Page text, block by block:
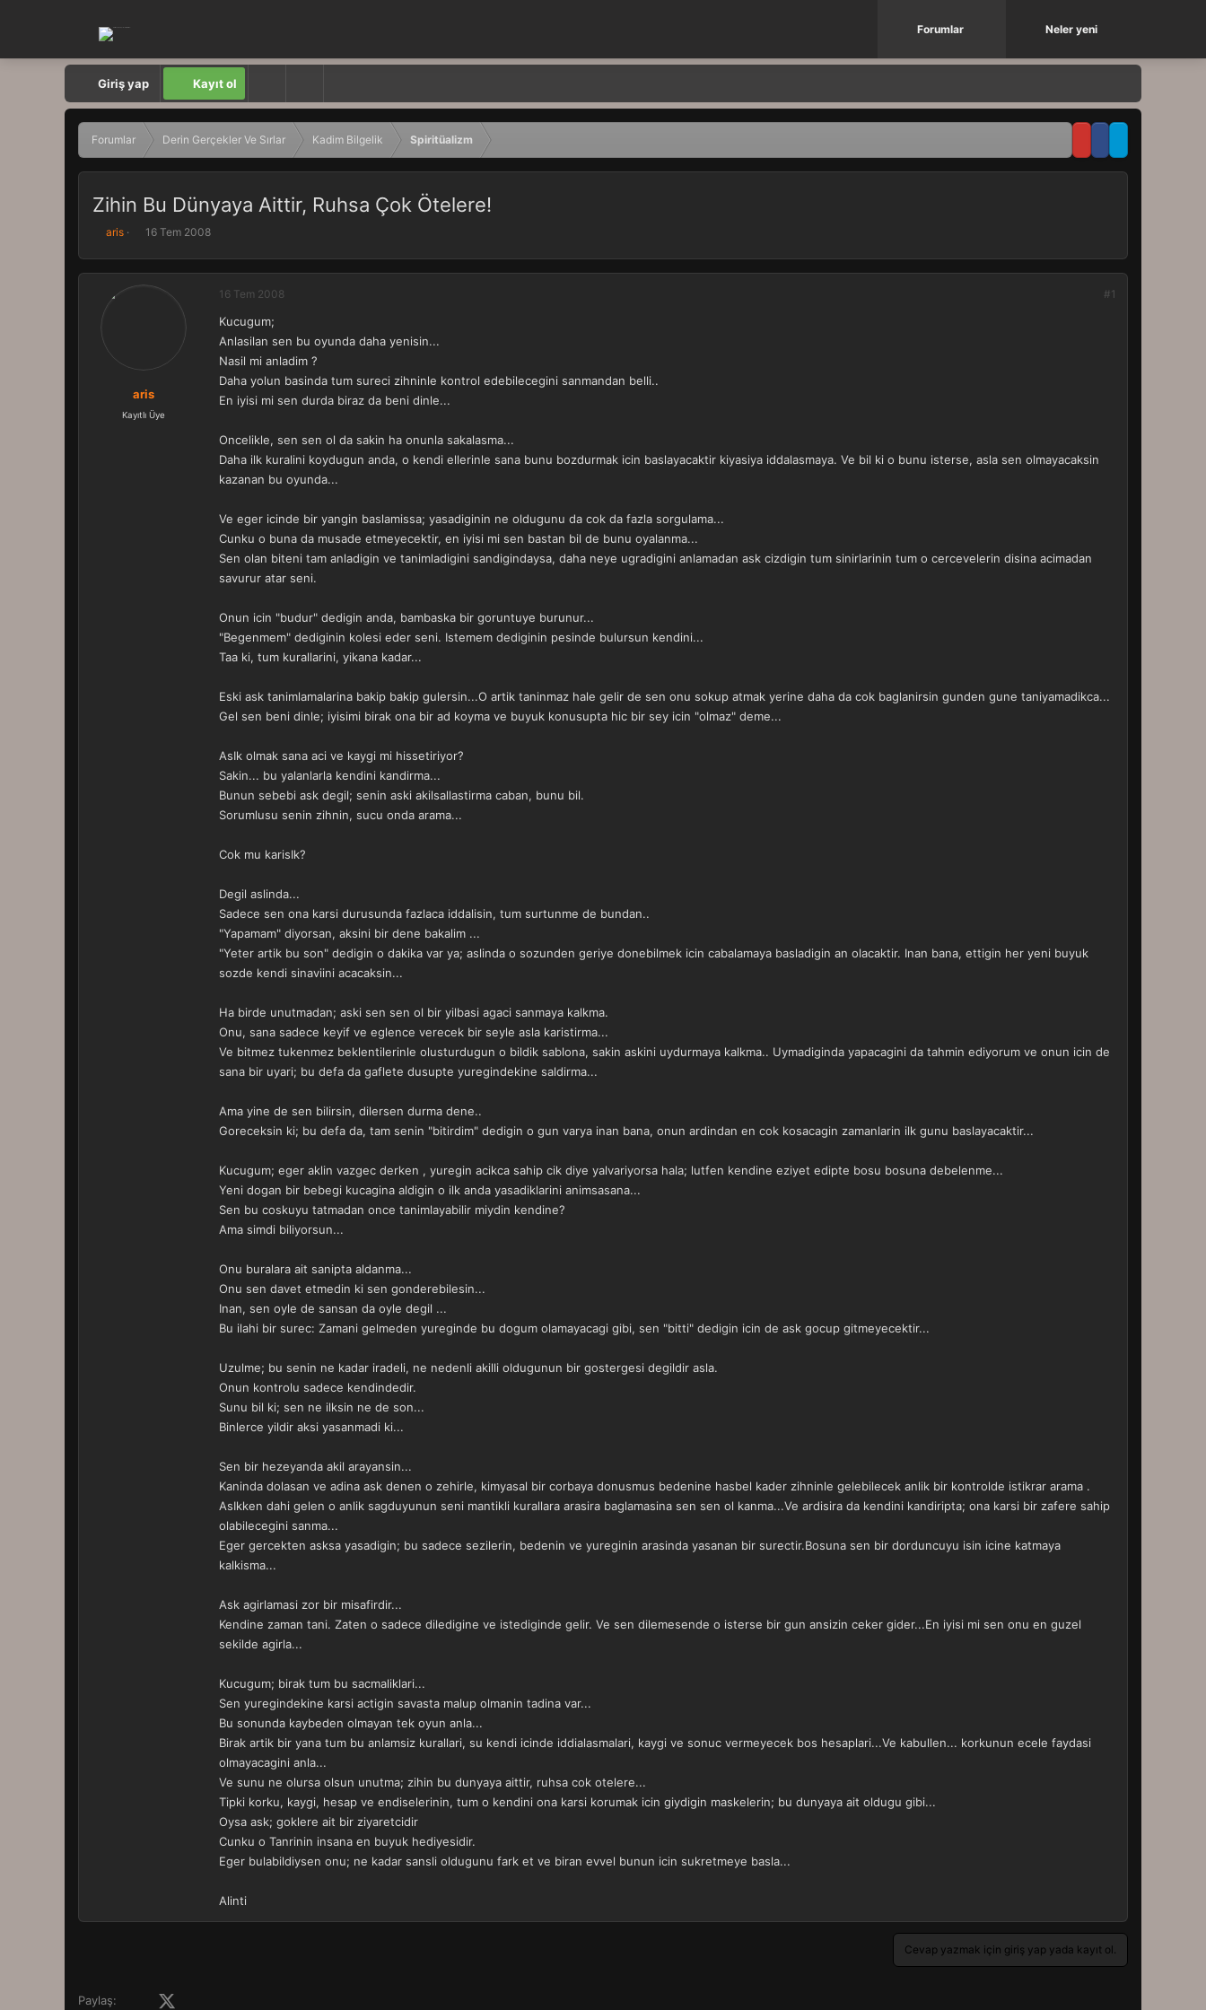
Forumlar Neler yeni
Giriş yap Kayıt ol
Forumlar Derin Gerçekler Ve Sırlar Kadim Bilgelik Spiritüalizm
Zihin Bu Dünyaya Aittir, Ruhsa Çok Ötelere!
K
n
y
b
aris
B
ş
a
16 Tem 2008
aris
Kayıtlı Üye
16 Tem 2008 #1
Kucugum;
Anlasilan sen bu oyunda daha yenisin...
Nasil mi anladim ?
Daha yolun basinda tum sureci zihninle kontrol edebilecegini sanmandan belli..
En iyisi mi sen durda biraz da beni dinle...
Oncelikle, sen sen ol da sakin ha onunla sakalasma...
Daha ilk kuralini koydugun anda, o kendi ellerinle sana bunu bozdurmak icin baslayacaktir kiyasiya iddalasmaya. Ve bil ki o bunu isterse, asla sen olmayacaksin
kazanan bu oyunda...
Ve eger icinde bir yangin baslamissa; yasadiginin ne oldugunu da cok da fazla sorgulama...
Cunku o buna da musade etmeyecektir, en iyisi mi sen bastan bil de bunu oyalanma...
Sen olan biteni tam anladigin ve tanimladigini sandigindaysa, daha neye ugradigini anlamadan ask cizdigin tum sinirlarinin tum o cercevelerin disina acimadan
savurur atar seni.
Onun icin "budur" dedigin anda, bambaska bir goruntuye burunur...
"Begenmem" dediginin kolesi eder seni. Istemem dediginin pesinde bulursun kendini...
Taa ki, tum kurallarini, yikana kadar...
Eski ask tanimlamalarina bakip bakip gulersin...O artik taninmaz hale gelir de sen onu sokup atmak yerine daha da cok baglanirsin gunden gune taniyamadikca...
Gel sen beni dinle; iyisimi birak ona bir ad koyma ve buyuk konusupta hic bir sey icin "olmaz" deme...
AsIk olmak sana aci ve kaygi mi hissetiriyor?
Sakin... bu yalanlarla kendini kandirma...
Bunun sebebi ask degil; senin aski akilsallastirma caban, bunu bil.
Sorumlusu senin zihnin, sucu onda arama...
Cok mu karisIk?
Degil aslinda...
Sadece sen ona karsi durusunda fazlaca iddalisin, tum surtunme de bundan..
"Yapamam" diyorsan, aksini bir dene bakalim ...
"Yeter artik bu son" dedigin o dakika var ya; aslinda o sozunden geriye donebilmek icin cabalamaya basladigin an olacaktir. Inan bana, ettigin her yeni buyuk
sozde kendi sinaviini acacaksin...
Ha birde unutmadan; aski sen sen ol bir yilbasi agaci sanmaya kalkma.
Onu, sana sadece keyif ve eglence verecek bir seyle asla karistirma...
Ve bitmez tukenmez beklentilerinle olusturdugun o bildik sablona, sakin askini uydurmaya kalkma.. Uymadiginda yapacagini da tahmin ediyorum ve onun icin de
sana bir uyari; bu defa da gaflete dusupte yuregindekine saldirma...
Ama yine de sen bilirsin, dilersen durma dene..
Goreceksin ki; bu defa da, tam senin "bitirdim" dedigin o gun varya inan bana, onun ardindan en cok kosacagin zamanlarin ilk gunu baslayacaktir...
Kucugum; eger aklin vazgec derken , yuregin acikca sahip cik diye yalvariyorsa hala; lutfen kendine eziyet edipte bosu bosuna debelenme...
Yeni dogan bir bebegi kucagina aldigin o ilk anda yasadiklarini animsasana...
Sen bu coskuyu tatmadan once tanimlayabilir miydin kendine?
Ama simdi biliyorsun...
Onu buralara ait sanipta aldanma...
Onu sen davet etmedin ki sen gonderebilesin...
Inan, sen oyle de sansan da oyle degil ...
Bu ilahi bir surec: Zamani gelmeden yureginde bu dogum olamayacagi gibi, sen "bitti" dedigin icin de ask gocup gitmeyecektir...
Uzulme; bu senin ne kadar iradeli, ne nedenli akilli oldugunun bir gostergesi degildir asla.
Onun kontrolu sadece kendindedir.
Sunu bil ki; sen ne ilksin ne de son...
Binlerce yildir aksi yasanmadi ki...
Sen bir hezeyanda akil arayansin...
Kaninda dolasan ve adina ask denen o zehirle, kimyasal bir corbaya donusmus bedenine hasbel kader zihninle gelebilecek anlik bir kontrolde istikrar arama .
AsIkken dahi gelen o anlik sagduyunun seni mantikli kurallara arasira baglamasina sen sen ol kanma...Ve ardisira da kendini kandiripta; ona karsi bir zafere sahip
olabilecegini sanma...
Eger gercekten asksa yasadigin; bu sadece sezilerin, bedenin ve yureginin arasinda yasanan bir surectir.Bosuna sen bir dorduncuyu isin icine katmaya
kalkisma...
Ask agirlamasi zor bir misafirdir...
Kendine zaman tani. Zaten o sadece diledigine ve istediginde gelir. Ve sen dilemesende o isterse bir gun ansizin ceker gider...En iyisi mi sen onu en guzel
sekilde agirla...
Kucugum; birak tum bu sacmaliklari...
Sen yuregindekine karsi actigin savasta malup olmanin tadina var...
Bu sonunda kaybeden olmayan tek oyun anla...
Birak artik bir yana tum bu anlamsiz kurallari, su kendi icinde iddialasmalari, kaygi ve sonuc vermeyecek bos hesaplari...Ve kabullen... korkunun ecele faydasi
olmayacagini anla...
Ve sunu ne olursa olsun unutma; zihin bu dunyaya aittir, ruhsa cok otelere...
Tipki korku, kaygi, hesap ve endiselerinin, tum o kendini ona karsi korumak icin giydigin maskelerin; bu dunyaya ait oldugu gibi...
Oysa ask; goklere ait bir ziyaretcidir
Cunku o Tanrinin insana en buyuk hediyesidir.
Eger bulabildiysen onu; ne kadar sansli oldugunu fark et ve biran evvel bunun icin sukretmeye basla...
Alinti
Cevap yazmak için giriş yap yada kayıt ol.
Paylaş: Facebook